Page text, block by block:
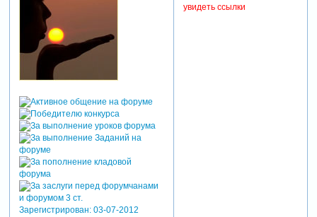
Зарегистрирован: 03-07-2012
увидеть ссылки